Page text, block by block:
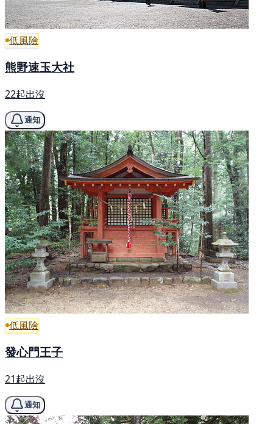
低風險
熊野速玉大社
22起出沒
通知
低風險
發心門王子
21起出沒
通知